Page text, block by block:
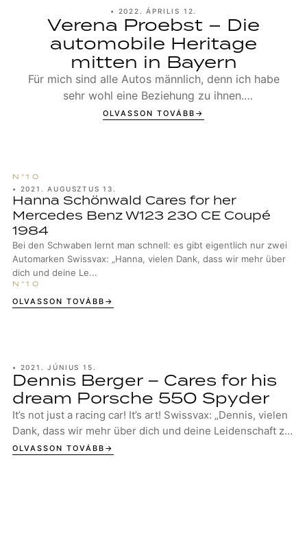
• 2022. ÁPRILIS 12.
Verena Proebst – Die
automobile Heritage
mitten in Bayern
Für mich sind alle Autos männlich, denn ich habe
sehr wohl eine Beziehung zu ihnen.
Swissvax: „Verena, vielen Dank, dass wir mehr
OLVASSON TOVÁBB
• 2021. AUGUSZTUS 13.
Hanna Schönwald Cares for her
Mercedes Benz W123 230 CE Coupé
1984
Bei den Schwaben lernt man schnell: es gibt eigentlich nur zwei
Automarken Swissvax: „Hanna, vielen Dank, dass wir mehr über
dich und deine Le...
OLVASSON TOVÁBB
• 2021. JÚNIUS 15.
Dennis Berger – Cares for his
dream Porsche 550 Spyder
It’s not just a racing car! It’s art! Swissvax: „Dennis, vielen
Dank, dass wir mehr über dich und deine Leidenschaft zu
Design und Autos erfahr...
OLVASSON TOVÁBB